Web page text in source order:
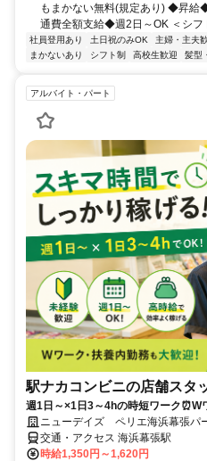
もまかない無料(規定あり) ◆昇
通費全額支給◆週2日～OK ＜シフ
社員登用あり 土日祝のみOK 主婦・主夫
まかないあり
シフト制 高校生歓迎 髪型
アルバイト・パート
駅ナカコンビニの店舗スタ
週1日～×1日3～4hの時短ワーク⏰W
ニューデイズ ペリエ海浜幕張パ
交通・アクセス 海浜幕張駅
時給1,350円～1,620円